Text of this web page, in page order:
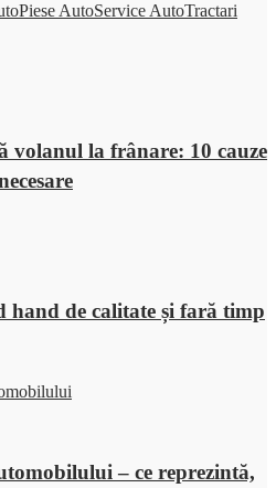
Piese AutoService AutoTractari
volanul la frânare: 10 cauze
hand de calitate și fară timp
– ce reprezintă,